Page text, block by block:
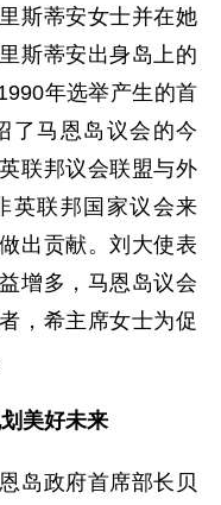
斯蒂安女士并在她
斯蒂安出身岛上的
年选举产生的首
了马恩岛议会的今
联邦议会联盟与外
英联邦国家议会来
出贡献。刘大使表
增多，马恩岛议会
，希主席女士为促
美好未来
政府首席部长贝